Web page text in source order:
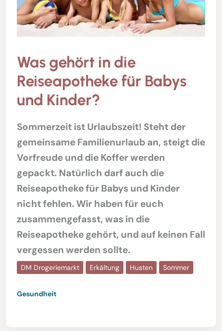
Was gehört in die
Reiseapotheke für Babys
und Kinder?
Sommerzeit ist Urlaubszeit! Steht der
gemeinsame Familienurlaub an, steigt die
Vorfreude und die Koffer werden
gepackt. Natürlich darf auch die
Reiseapotheke für Babys und Kinder
nicht fehlen. Wir haben für euch
zusammengefasst, was in die
Reiseapotheke gehört, und auf keinen Fall
vergessen werden sollte.
DM Drogeriemarkt Erkältung Husten Sommer
Gesundheit